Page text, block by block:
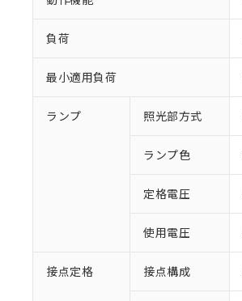
負荷
最小適用負荷
ランプ 照光部方式
ランプ色
定格電圧
使用電圧
接点定格 接点構成